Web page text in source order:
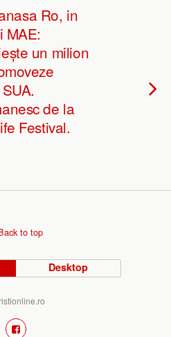
Ro, in
MAE:
un milion
de la
Festival.
to top
Desktop